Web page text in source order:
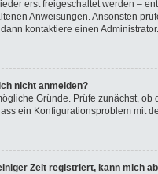
erst freigeschaltet werden –
Anweisungen. Ansonsten
kontaktiere einen Administrator.
nicht anmelden?
Gründe. Prüfe zunächst,
ein Konfigurationsproblem mit
Zeit registriert, kann mich